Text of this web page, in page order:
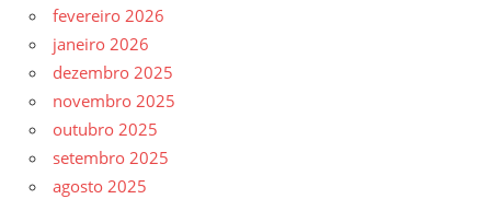
fevereiro 2026
janeiro 2026
dezembro 2025
novembro 2025
outubro 2025
setembro 2025
agosto 2025